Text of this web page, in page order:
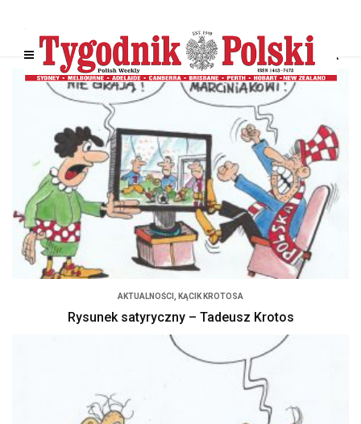
AKTUALNOŚCI , KĄCIK KROTOSA
Rysunek satyryczny – Tadeusz Krotos